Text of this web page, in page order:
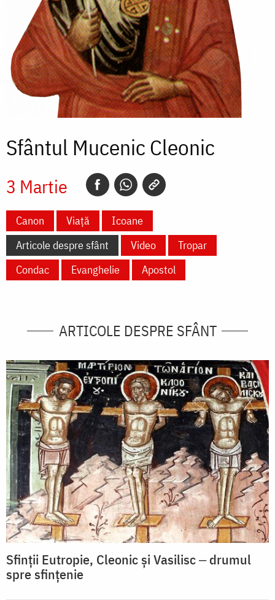
Sfântul Mucenic Cleonic
3 Martie
Canon Viață
Icoane
Articole despre sfânt
Video
Tropar
Condac
Evanghelie Apostol
ARTICOLE DESPRE SFÂNT
Sfinții Eutropie, Cleonic și Vasilisc ‒ drumul
spre sfințenie